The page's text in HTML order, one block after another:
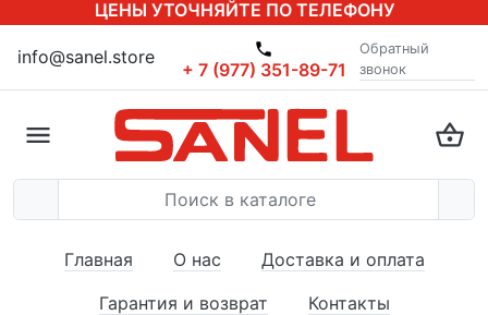
ЦЕНЫ УТОЧНЯЙТЕ ПО ТЕЛЕФОНУ
info@sanel.store
+ 7 (977) 351-89-71
Обратный
звонок
Главная О нас
Доставка и оплата
Гарантия и возврат
Контакты